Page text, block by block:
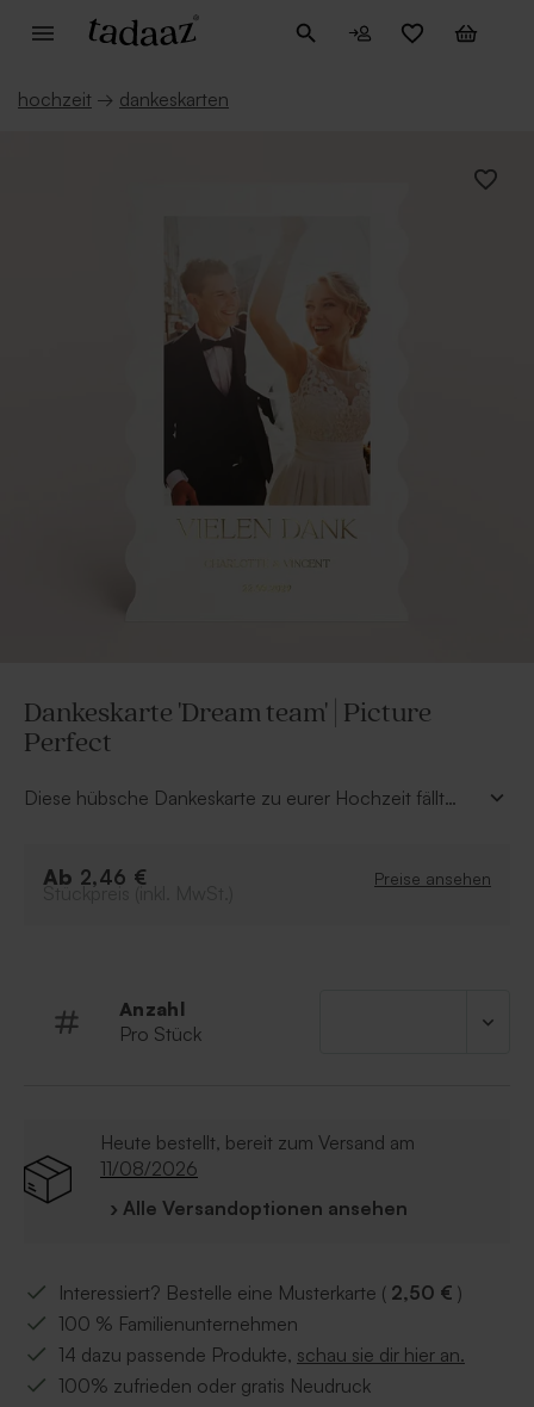
hochzeit → dankeskarten
Dankeskarte 'Dream team' | Picture
Perfect
Diese hübsche Dankeskarte zu eurer Hochzeit fällt
Ab 2,46 € Preise ansehen
Anzahl
Pro Stück
Heute bestellt, bereit zum Versand am
11/08/2026
› Alle Versandoptionen ansehen
Interessiert? Bestelle eine Musterkarte ( 2,50 € )
100 % Familienunternehmen
14 dazu passende Produkte, schau sie dir hier an.
100% zufrieden oder gratis Neudruck